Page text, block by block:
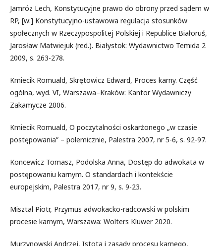
Jamróz Lech, Konstytucyjne prawo do obrony przed sądem w
RP, [w:] Konstytucyjno-ustawowa regulacja stosunków
społecznych w Rzeczypospolitej Polskiej i Republice Białoruś,
Jarosław Matwiejuk (red.). Białystok: Wydawnictwo Temida 2
2009, s. 263-278.
Kmiecik Romuald, Skrętowicz Edward, Proces karny. Część
ogólna, wyd. VI, Warszawa–Kraków: Kantor Wydawniczy
Zakamycze 2006.
Kmiecik Romuald, O poczytalności oskarżonego „w czasie
postępowania” – polemicznie, Palestra 2007, nr 5-6, s. 92-97.
Koncewicz Tomasz, Podolska Anna, Dostęp do adwokata w
postępowaniu karnym. O standardach i kontekście
europejskim, Palestra 2017, nr 9, s. 9-23.
Misztal Piotr, Przymus adwokacko-radcowski w polskim
procesie karnym, Warszawa: Wolters Kluwer 2020.
Murzynowski Andrzej, Istota i zasady procesu karnego,